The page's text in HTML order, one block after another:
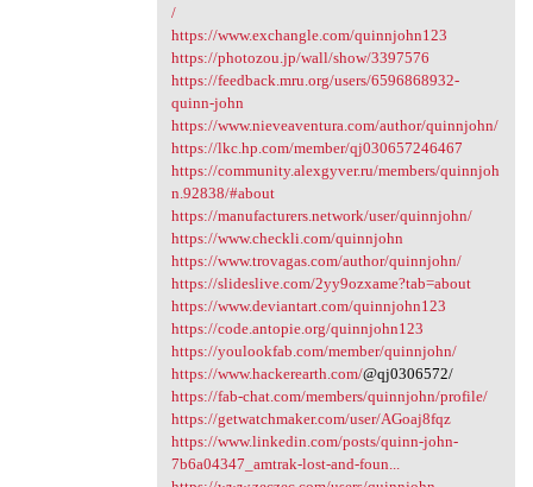
/
https://www.exchangle.com/quinnjohn123
https://photozou.jp/wall/show/3397576
https://feedback.mru.org/users/6596868932-
quinn-john
https://www.nieveaventura.com/author/quinnjohn/
https://lkc.hp.com/member/qj030657246467
https://community.alexgyver.ru/members/quinnjoh
n.92838/#about
https://manufacturers.network/user/quinnjohn/
https://www.checkli.com/quinnjohn
https://www.trovagas.com/author/quinnjohn/
https://slideslive.com/2yy9ozxame?tab=about
https://www.deviantart.com/quinnjohn123
https://code.antopie.org/quinnjohn123
https://youlookfab.com/member/quinnjohn/
https://www.hackerearth.com/@qj0306572/
https://fab-chat.com/members/quinnjohn/profile/
https://getwatchmaker.com/user/AGoaj8fqz
https://www.linkedin.com/posts/quinn-john-
7b6a04347_amtrak-lost-and-foun...